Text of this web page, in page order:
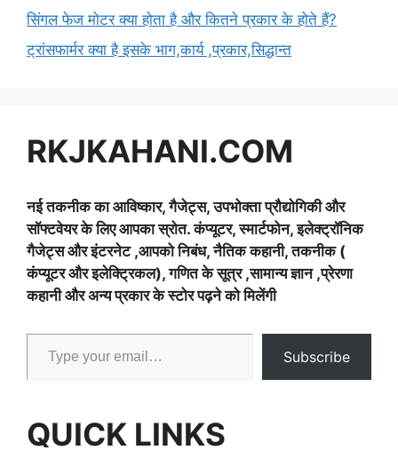
सिंगल फेज मोटर क्या होता है और कितने प्रकार के होते हैं?
ट्रांसफार्मर क्या है इसके भाग,कार्य ,प्रकार,सिद्धान्त
RKJKAHANI.COM
नई तकनीक का आविष्कार, गैजेट्स, उपभोक्ता प्रौद्योगिकी और
सॉफ्टवेयर के लिए आपका स्रोत. कंप्यूटर, स्मार्टफोन, इलेक्ट्रॉनिक
गैजेट्स और इंटरनेट ,आपको निबंध, नैतिक कहानी, तकनीक (
कंप्यूटर और इलेक्ट्रिकल), गणित के सूत्र ,सामान्य ज्ञान ,प्रेरणा
कहानी और अन्य प्रकार के स्टोर पढ़ने को मिलेंगी
Type your email…
Subscribe
QUICK LINKS